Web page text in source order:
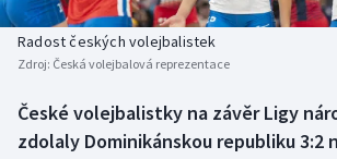
Biatlon
Box
Aplikace ČT sport
Radost českých volejbalistek
Zdroj: Česká volejbalová reprezentace
České volejbalistky na závěr Ligy
zdolaly Dominikánskou republiku 3:2